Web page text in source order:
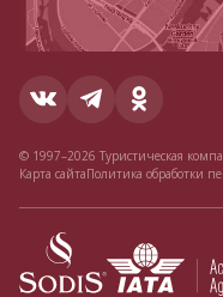
© 1997–2026 Туристическая
Карта сайтаПолитика обработки